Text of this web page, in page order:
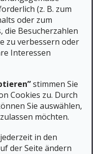
(z. B. zum
oder zum
die Besucherzahlen
zu verbessern oder
Interessen
stimmen Sie
Cookies zu. Durch
Sie auswählen,
möchten.
in den
der Seite ändern
In den Warenkorb
und
Stirnlampe für